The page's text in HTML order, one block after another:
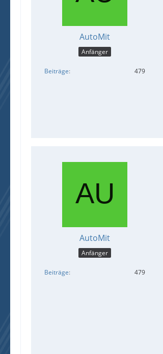
AutoMit
Anfänger
Beiträge 479
AutoMit
Anfänger
Beiträge 479